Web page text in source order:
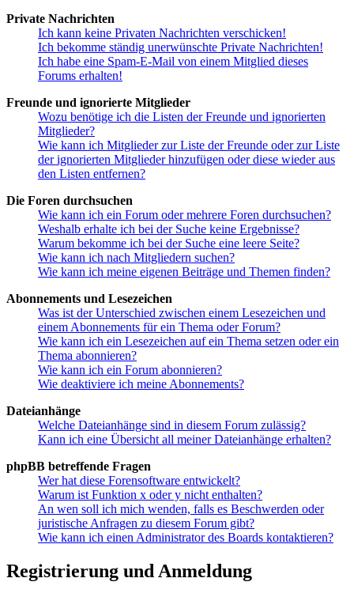
Private Nachrichten
Ich kann keine Privaten Nachrichten verschicken!
Ich bekomme ständig unerwünschte Private Nachrichten!
Ich habe eine Spam-E-Mail von einem Mitglied dieses
Forums erhalten!
Freunde und ignorierte Mitglieder
Wozu benötige ich die Listen der Freunde und ignorierten
Mitglieder?
Wie kann ich Mitglieder zur Liste der Freunde oder zur Liste
der ignorierten Mitglieder hinzufügen oder diese wieder aus
den Listen entfernen?
Die Foren durchsuchen
Wie kann ich ein Forum oder mehrere Foren durchsuchen?
Weshalb erhalte ich bei der Suche keine Ergebnisse?
Warum bekomme ich bei der Suche eine leere Seite?
Wie kann ich nach Mitgliedern suchen?
Wie kann ich meine eigenen Beiträge und Themen finden?
Abonnements und Lesezeichen
Was ist der Unterschied zwischen einem Lesezeichen und
einem Abonnements für ein Thema oder Forum?
Wie kann ich ein Lesezeichen auf ein Thema setzen oder ein
Thema abonnieren?
Wie kann ich ein Forum abonnieren?
Wie deaktiviere ich meine Abonnements?
Dateianhänge
Welche Dateianhänge sind in diesem Forum zulässig?
Kann ich eine Übersicht all meiner Dateianhänge erhalten?
phpBB betreffende Fragen
Wer hat diese Forensoftware entwickelt?
Warum ist Funktion x oder y nicht enthalten?
An wen soll ich mich wenden, falls es Beschwerden oder
juristische Anfragen zu diesem Forum gibt?
Wie kann ich einen Administrator des Boards kontaktieren?
Registrierung und Anmeldung